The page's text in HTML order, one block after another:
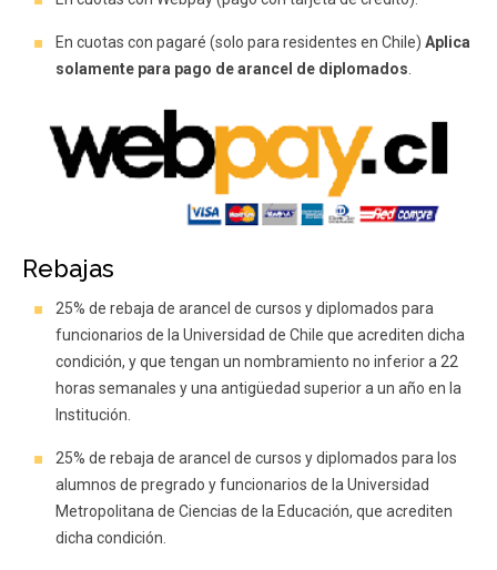
En cuotas con pagaré (solo para residentes en Chile) Aplica
solamente para pago de arancel de diplomados
Rebajas
25% de rebaja de arancel de cursos y diplomados para
funcionarios de la Universidad de Chile que acrediten dicha
condición, y que tengan un nombramiento no inferior a 22
horas semanales y una antigüedad superior a un año en la
Institución.
25% de rebaja de arancel de cursos y diplomados para los
alumnos de pregrado y funcionarios de la Universidad
Metropolitana de Ciencias de la Educación, que acrediten
dicha condición.